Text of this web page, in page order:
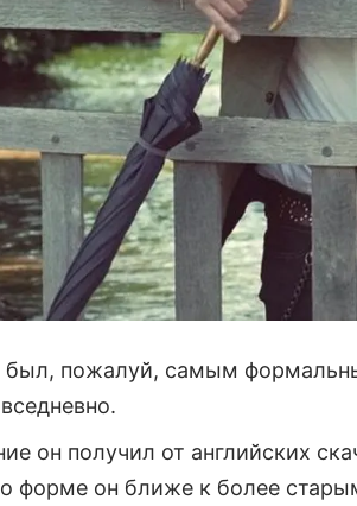
был, пожалуй, самым
он получил от английских
форме он ближе к более